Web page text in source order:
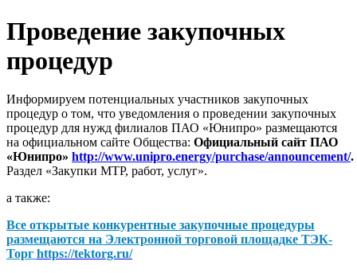
Проведение закупочных
процедур
Информируем потенциальных участников закупочных
процедур о том, что уведомления о проведении закупочных
процедур для нужд филиалов ПАО «Юнипро» размещаются
на официальном сайте Общества: Официальный сайт ПАО
«Юнипро» http://www.unipro.energy/purchase/announcement/.
Раздел «Закупки МТР, работ, услуг».
а также:
Все открытые конкурентные закупочные процедуры
размещаются на Электронной торговой площадке ТЭК-
Торг https://tektorg.ru/